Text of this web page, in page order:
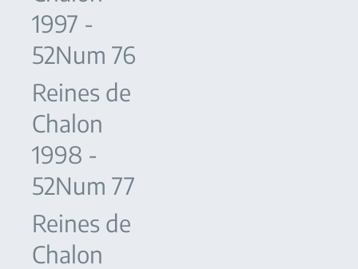
1997 -
52Num 76
Reines de
Chalon
1998 -
52Num 77
Reines de
Chalon